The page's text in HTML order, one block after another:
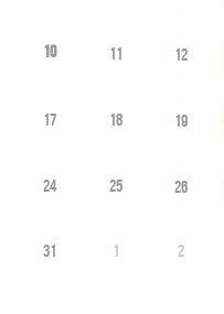
10 11 12
17 18 19
24 25 26
31 1 2